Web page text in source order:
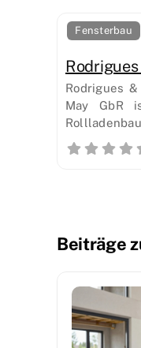
Fensterbau
Rodrigues
May GbR
Rollladenbau
Beiträge